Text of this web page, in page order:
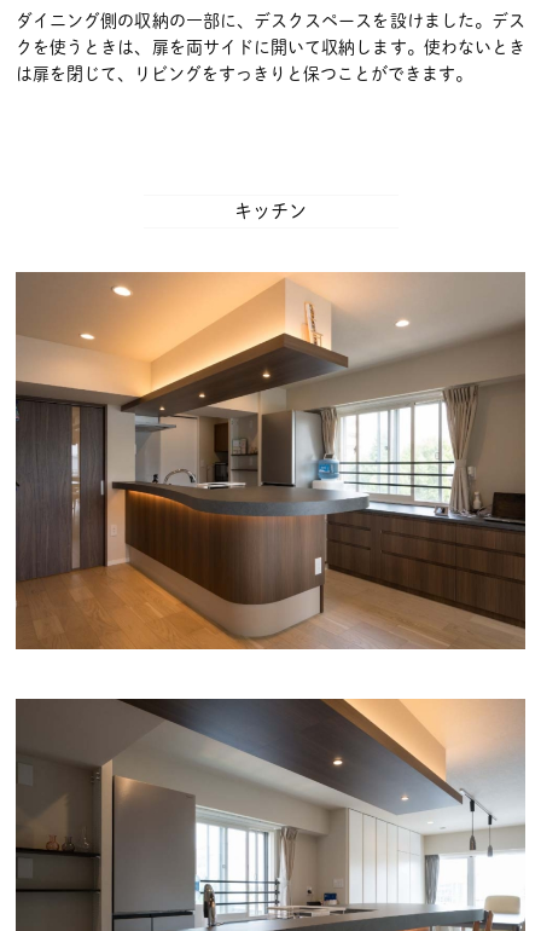
ダイニング側の収納の一部に、デスクスペースを設けました。デス
クを使うときは、扉を両サイドに開いて収納します。使わないとき
は扉を閉じて、リビングをすっきりと保つことができます。
キッチン